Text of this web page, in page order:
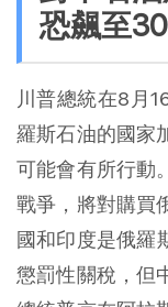
恐飆至
川普總統在8月
羅斯石油的國家
可能會有所行動
戰爭，將對購買
國和印度是俄羅
懲罰性關稅，但